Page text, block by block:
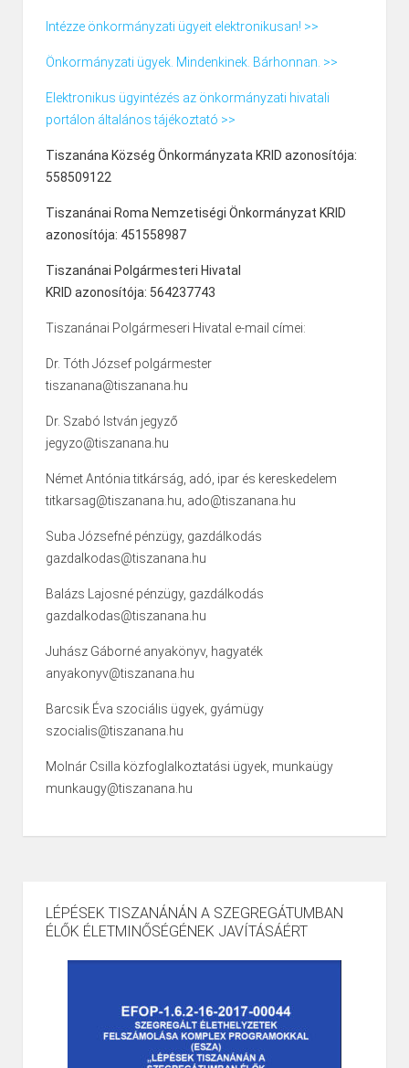
Intézze önkormányzati ügyeit elektronikusan! >>
Önkormányzati ügyek. Mindenkinek. Bárhonnan. >>
Elektronikus ügyintézés az önkormányzati hivatali
portálon általános tájékoztató >>
Tiszanána Község Önkormányzata KRID azonosítója:
558509122
Tiszanánai Roma Nemzetiségi Önkormányzat KRID
azonosítója: 451558987
Tiszanánai Polgármesteri Hivatal
KRID azonosítója: 564237743
Tiszanánai Polgármeseri Hivatal e-mail címei:
Dr. Tóth József polgármester
tiszanana@tiszanana.hu
Dr. Szabó István jegyző
jegyzo@tiszanana.hu
Német Antónia titkárság, adó, ipar és kereskedelem
titkarsag@tiszanana.hu, ado@tiszanana.hu
Suba Józsefné pénzügy, gazdálkodás
gazdalkodas@tiszanana.hu
Balázs Lajosné pénzügy, gazdálkodás
gazdalkodas@tiszanana.hu
Juhász Gáborné anyakönyv, hagyaték
anyakonyv@tiszanana.hu
Barcsik Éva szociális ügyek, gyámügy
szocialis@tiszanana.hu
Molnár Csilla közfoglalkoztatási ügyek, munkaügy
munkaugy@tiszanana.hu
LÉPÉSEK TISZANÁNÁN A SZEGREGÁTUMBAN
ÉLŐK ÉLETMINŐSÉGÉNEK JAVÍTÁSÁÉRT